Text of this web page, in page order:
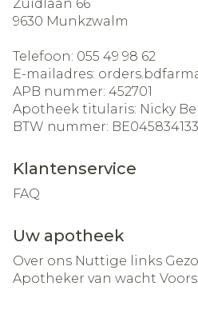
Zuidlaan 66
9630 Munkzwalm
Telefoon: 055 49 98 62
E-mailadres:
APB nummer: 452701
Apotheek titularis: Nicky
BTW nummer:
Klantenservice
FAQ
Uw apotheek
Over ons Nuttige links
Apotheker van wacht